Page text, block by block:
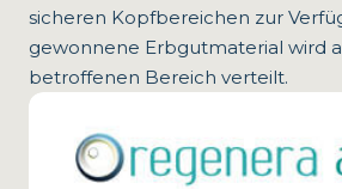
sicheren Kopfbereichen zur
gewonnene Erbgutmaterial wird
betroffenen Bereich verteilt.